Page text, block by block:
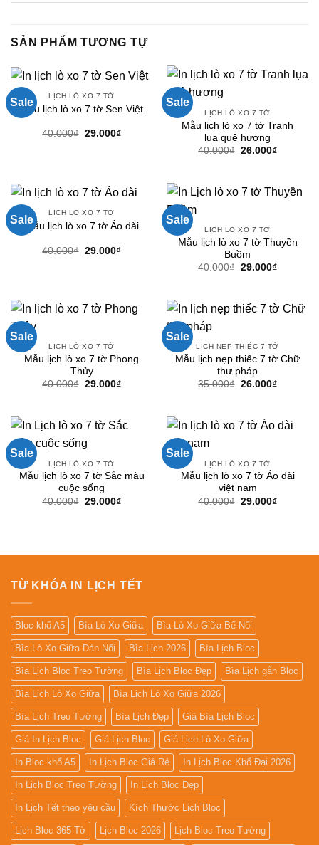
SẢN PHẨM TƯƠNG TỰ
Sale
LỊCH LÒ XO 7 TỜ
Mẫu lịch lò xo 7 tờ Sen Việt
40.000₫ Giá
29.000₫Giá
Sale
LỊCH LÒ XO 7 TỜ
Mẫu lịch lò xo 7 tờ Tranh
lụa quê hương
40.000₫ Giá
26.000₫Giá
26.000₫.
Sale
LỊCH LÒ XO 7 TỜ
Mẫu lịch lò xo 7 tờ Áo dài
40.000₫ Giá
29.000₫Giá
Sale
LỊCH LÒ XO 7 TỜ
Mẫu lịch lò xo 7 tờ Thuyền
Buồm
40.000₫ Giá
29.000₫Giá
29.000₫.
Sale
LỊCH LÒ XO 7 TỜ
Mẫu lịch lò xo 7 tờ Phong
Thủy
40.000₫ Giá
29.000₫Giá
29.000₫.
Sale
LỊCH NẸP THIẾC 7 TỜ
Mẫu lịch nẹp thiếc 7 tờ Chữ
thư pháp
35.000₫ Giá
26.000₫Giá
26.000₫.
Sale
LỊCH LÒ XO 7 TỜ
Mẫu lịch lò xo 7 tờ Sắc màu
cuộc sống
40.000₫ Giá
29.000₫Giá
Sale
LỊCH LÒ XO 7 TỜ
Mẫu lịch lò xo 7 tờ Áo dài
việt nam
40.000₫ Giá
29.000₫Giá
TỪ KHÓA IN LỊCH TẾT
Bloc khổ A5 Bìa Lò Xo Giữa Bìa Lò Xo Giữa Bế Nổi
Bìa Lò Xo Giữa Dán Nổi Bìa Lịch 2026 Bìa Lịch Bloc
Bìa Lịch Bloc Treo Tường Bìa Lịch Bloc Đẹp Bìa Lịch gắn Bloc
Bìa Lịch Lò Xo Giữa Bìa Lịch Lò Xo Giữa 2026
Bìa Lịch Treo Tường Bìa Lịch Đẹp Giá Bìa Lịch Bloc
Giá In Lịch Bloc Giá Lịch Bloc Giá Lịch Lò Xo Giữa
In Bloc khổ A5 In Lịch Bloc Giá Rẻ In Lịch Bloc Khổ Đại 2026
In Lịch Bloc Treo Tường In Lịch Bloc Đẹp
In Lịch Tết theo yêu cầu Kích Thước Lịch Bloc
Lịch Bloc 365 Tờ Lịch Bloc 2026 Lịch Bloc Treo Tường